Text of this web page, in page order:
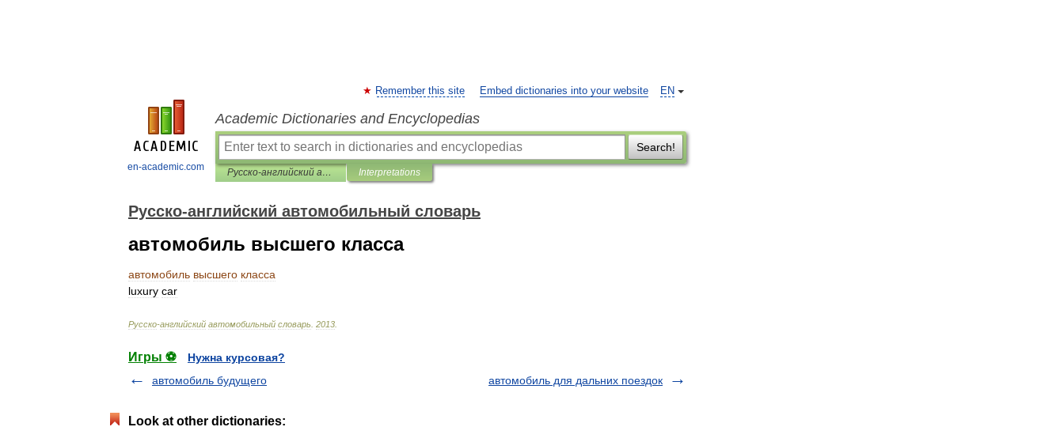
en-academic.com
EN
Remember this site Embed dictionaries into your website
Academic Dictionaries and Encyclopedias
Search!
Русско-английский автомобильный словарь Interpretations
Русско-английский автомобильный словарь
автомобиль высшего класса
автомобиль высшего класса
luxury car
Русско-английский автомобильный словарь 2013
Игры ⚽
Нужна курсовая?
автомобиль будущего
автомобиль для дальних поездок
Look at other dictionaries: